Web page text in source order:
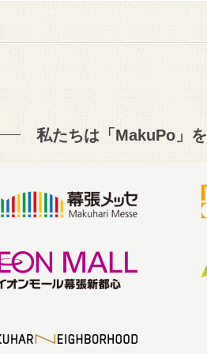
私たちは「MakuPo」を